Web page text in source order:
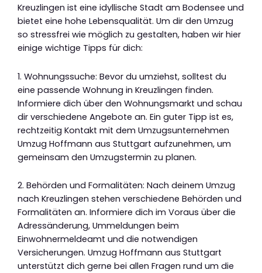
Kreuzlingen ist eine idyllische Stadt am Bodensee und
bietet eine hohe Lebensqualität. Um dir den Umzug
so stressfrei wie möglich zu gestalten, haben wir hier
einige wichtige Tipps für dich:
1. Wohnungssuche: Bevor du umziehst, solltest du
eine passende Wohnung in Kreuzlingen finden.
Informiere dich über den Wohnungsmarkt und schau
dir verschiedene Angebote an. Ein guter Tipp ist es,
rechtzeitig Kontakt mit dem Umzugsunternehmen
Umzug Hoffmann aus Stuttgart aufzunehmen, um
gemeinsam den Umzugstermin zu planen.
2. Behörden und Formalitäten: Nach deinem Umzug
nach Kreuzlingen stehen verschiedene Behörden und
Formalitäten an. Informiere dich im Voraus über die
Adressänderung, Ummeldungen beim
Einwohnermeldeamt und die notwendigen
Versicherungen. Umzug Hoffmann aus Stuttgart
unterstützt dich gerne bei allen Fragen rund um die